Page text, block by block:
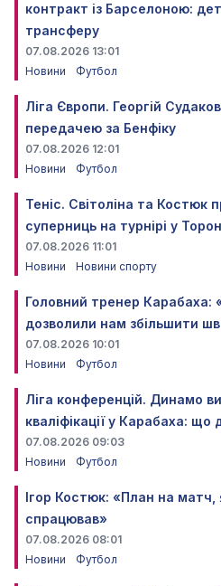
контракт із Барселоною:
трансферу
07.08.2026 13:01
Новини
Футбол
Ліга Європи. Георгій
передачею за Бенфіку
07.08.2026 12:01
Новини
Футбол
Теніс. Світоліна та Костюк
суперниць на турнірі у
07.08.2026 11:01
Новини
Новини спорту
Головний тренер Карабаха:
дозволили нам збільшити
07.08.2026 10:01
Новини
Футбол
Ліга конференцій. Динамо
кваліфікації у Карабаха: що
07.08.2026 09:03
Новини
Футбол
Ігор Костюк: «План на матч,
спрацював»
07.08.2026 08:01
Новини
Футбол